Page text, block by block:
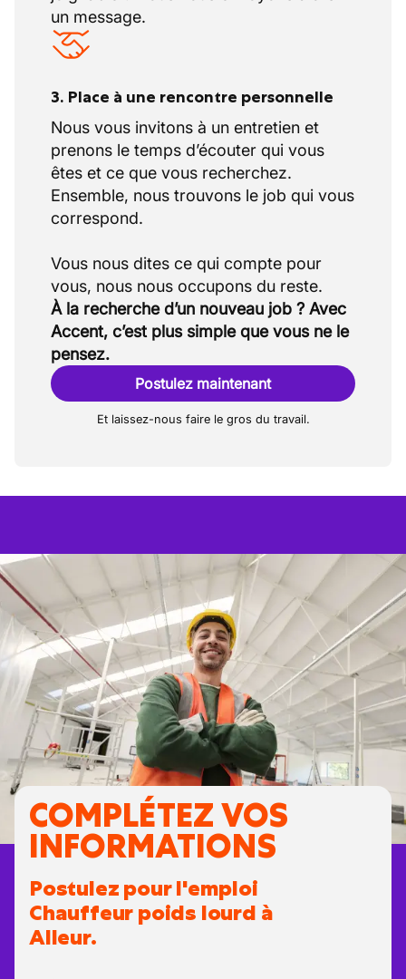
un message.
3. Place à une rencontre personnelle
Nous vous invitons à un entretien et
prenons le temps d’écouter qui vous
êtes et ce que vous recherchez.
Ensemble, nous trouvons le job qui vous
correspond.
Vous nous dites ce qui compte pour
À la recherche d’un nouveau job ? Avec
Accent, c’est plus simple que vous ne le
pensez.
Postulez maintenant
Et laissez-nous faire le gros du travail.
COMPLÉTEZ VOS
INFORMATIONS
Postulez pour l'emploi
Chauffeur poids lourd à
Alleur.